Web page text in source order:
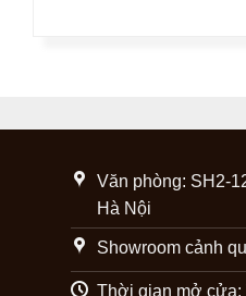
Văn phòng: SH2-
Hà Nội
Showroom cảnh
Thời gian mở cửa: